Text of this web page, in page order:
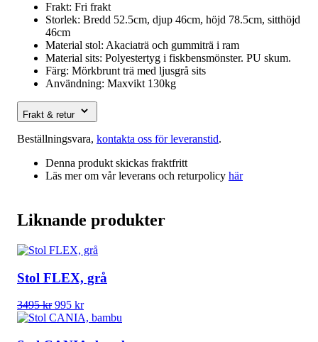
Frakt: Fri frakt
Storlek: Bredd 52.5cm, djup 46cm, höjd 78.5cm, sitthöjd
46cm
Material stol: Akaciaträ och gummiträ i ram
Material sits: Polyestertyg i fiskbensmönster. PU skum.
Färg: Mörkbrunt trä med ljusgrå sits
Användning: Maxvikt 130kg
Frakt & retur
Beställningsvara, kontakta oss för leveranstid.
Denna produkt skickas fraktfritt
Läs mer om vår leverans och returpolicy här
Liknande produkter
Stol FLEX, grå
3495kr Det
ursprungliga
995 krDet
nuvarande